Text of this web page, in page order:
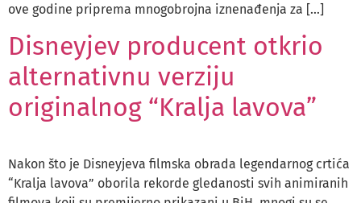
ove godine priprema mnogobrojna iznenađenja za […]
Disneyjev producent otkrio
alternativnu verziju
originalnog “Kralja lavova”
Nakon što je Disneyjeva filmska obrada legendarnog crtića
“Kralja lavova” oborila rekorde gledanosti svih animiranih